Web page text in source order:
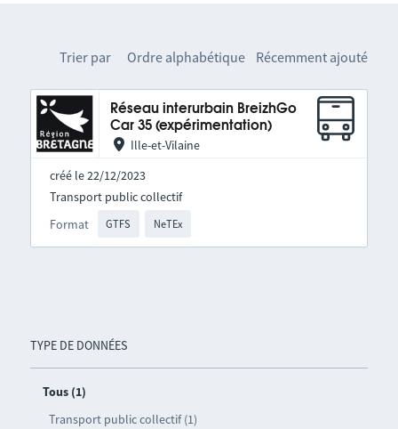
TYPE DE DONNÉES
Tous (1)
Transport public collectif (1)
Trier par Ordre alphabétique Récemment ajouté
Réseau interurbain BreizhGo
Car 35 (expérimentation)
Ille-et-Vilaine
créé le 22/12/2023
Format GTFS NeTEx
Transport public collectif